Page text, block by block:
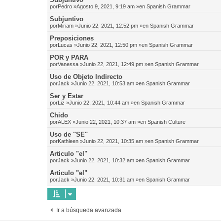
porPedro »Agosto 9, 2021, 9:19 am »en Spanish Grammar
Subjuntivo
porMiriam »Junio 22, 2021, 12:52 pm »en Spanish Grammar
Preposiciones
porLucas »Junio 22, 2021, 12:50 pm »en Spanish Grammar
POR y PARA
porVanessa »Junio 22, 2021, 12:49 pm »en Spanish Grammar
Uso de Objeto Indirecto
porJack »Junio 22, 2021, 10:53 am »en Spanish Grammar
Ser y Estar
porLiz »Junio 22, 2021, 10:44 am »en Spanish Grammar
Chido
porALEX »Junio 22, 2021, 10:37 am »en Spanish Culture
Uso de "SE"
porKathleen »Junio 22, 2021, 10:35 am »en Spanish Grammar
Articulo "el"
porJack »Junio 22, 2021, 10:32 am »en Spanish Grammar
Articulo "el"
porJack »Junio 22, 2021, 10:31 am »en Spanish Grammar
Ir a búsqueda avanzada